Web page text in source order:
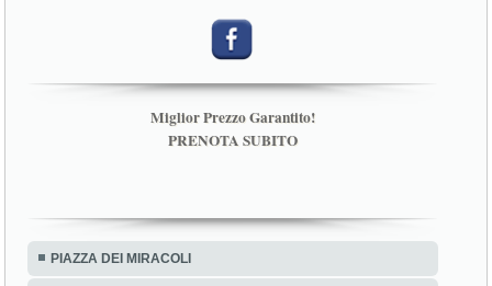
Miglior Prezzo Garantito!
PRENOTA SUBITO
PIAZZA DEI MIRACOLI